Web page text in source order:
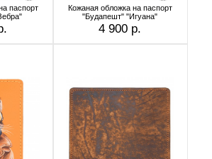
паспорт
Кожаная обложка на паспорт
"Будапешт" "Игуана"
4 900 р.